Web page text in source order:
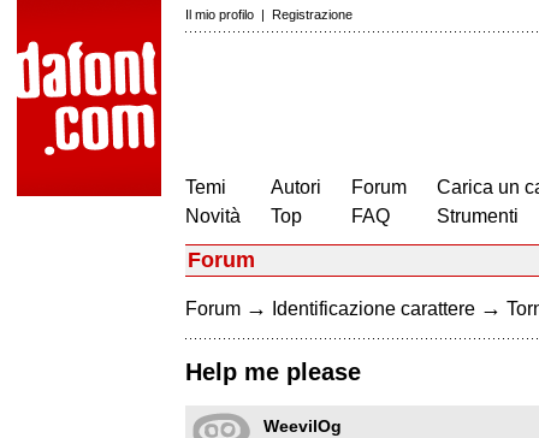
Il mio profilo | Registrazione
Temi
Novità
Autori
Top
Forum
FAQ
Carica un
Strumenti
Forum
Forum → Identificazione carattere →
Help me please
WeevilOg